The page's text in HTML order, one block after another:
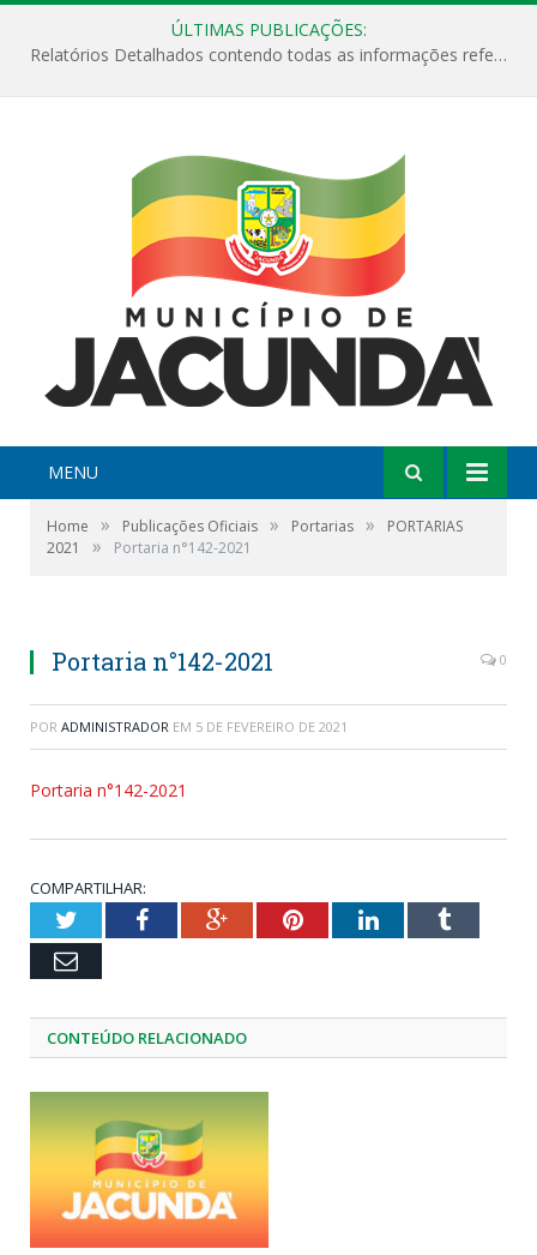
ÚLTIMAS PUBLICAÇÕES:
Relatórios Detalhados contendo todas as informações referentes a execução de recursos destinados ao fomento de projetos culturais no Município de Jacundá entre os anos de 2022 ao presente ano de 2026.
MENU
Home » Publicações Oficiais » Portarias »
PORTARIAS
2021
» Portaria n°142-2021
Portaria n°142-2021 0
POR ADMINISTRADOR EM 5 DE FEVEREIRO DE 2021
Portaria n°142-2021
COMPARTILHAR:
TwitterFacebookGoogle+PinterestLinkedInTumblr
Email
CONTEÚDO RELACIONADO